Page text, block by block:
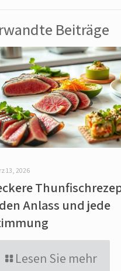
Beiträge
13, 2026
Anlass und jede
Lesen Sie mehr